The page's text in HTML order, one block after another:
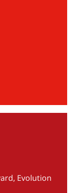
Evolution